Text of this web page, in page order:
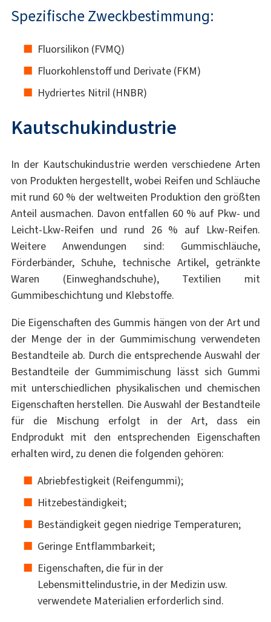
Spezifische Zweckbestimmung:
Fluorsilikon (FVMQ)
Fluorkohlenstoff und Derivate (FKM)
Hydriertes Nitril (HNBR)
Kautschukindustrie
In der Kautschukindustrie werden verschiedene Arten
von Produkten hergestellt, wobei Reifen und Schläuche
mit rund 60 % der weltweiten Produktion den größten
Anteil ausmachen. Davon entfallen 60 % auf Pkw- und
Leicht-Lkw-Reifen und rund 26 % auf Lkw-Reifen.
Weitere Anwendungen sind: Gummischläuche,
Förderbänder, Schuhe, technische Artikel, getränkte
Waren (Einweghandschuhe), Textilien mit
Gummibeschichtung und Klebstoffe.
Die Eigenschaften des Gummis hängen von der Art und
der Menge der in der Gummimischung verwendeten
Bestandteile ab. Durch die entsprechende Auswahl der
Bestandteile der Gummimischung lässt sich Gummi
mit unterschiedlichen physikalischen und chemischen
Eigenschaften herstellen. Die Auswahl der Bestandteile
für die Mischung erfolgt in der Art, dass ein
Endprodukt mit den entsprechenden Eigenschaften
erhalten wird, zu denen die folgenden gehören:
Abriebfestigkeit (Reifengummi);
Hitzebeständigkeit;
Beständigkeit gegen niedrige Temperaturen;
Geringe Entflammbarkeit;
Eigenschaften, die für in der
Lebensmittelindustrie, in der Medizin usw.
verwendete Materialien erforderlich sind.